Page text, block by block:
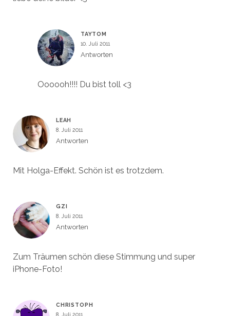
TAYTOM
10. Juli 2011
Antworten
Oooooh!!!! Du bist toll <3
LEAH
8. Juli 2011
Antworten
Mit Holga-Effekt. Schön ist es trotzdem.
GZI
8. Juli 2011
Antworten
Zum Träumen schön diese Stimmung und super
iPhone-Foto!
CHRISTOPH
8. Juli 2011